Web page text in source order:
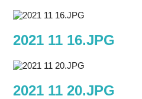
2021 11 16.JPG
2021 11 20.JPG